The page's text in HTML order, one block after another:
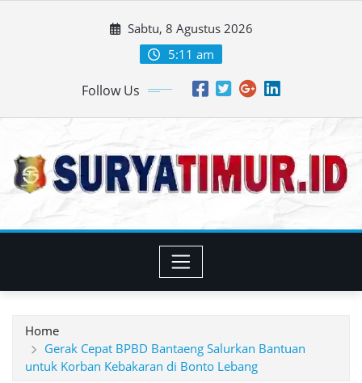
Sabtu, 8 Agustus 2026
5:11 am
Follow Us
Home
Gerak Cepat BPBD Bantaeng Salurkan Bantuan
untuk Korban Kebakaran di Bonto Lebang